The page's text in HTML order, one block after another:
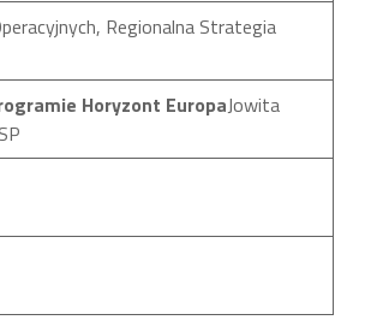
Regionalna Strategia
Horyzont EuropaJowita